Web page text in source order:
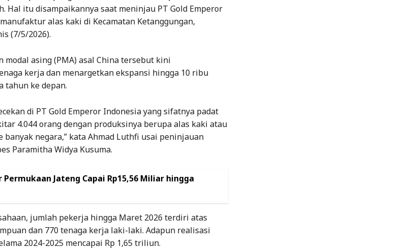
Hal itu disampaikannya saat meninjau PT Gold Emperor
alas kaki di Kecamatan Ketanggungan,
(7/5/2026).
modal asing (PMA) asal China tersebut kini
kerja dan menargetkan ekspansi hingga 10 ribu
tahun ke depan.
di PT Gold Emperor Indonesia yang sifatnya padat
4.044 orang dengan produksinya berupa alas kaki atau
banyak negara,” kata Ahmad Luthfi usai peninjauan
Paramitha Widya Kusuma.
Permukaan Jateng Capai Rp15,56 Miliar hingga
jumlah pekerja hingga Maret 2026 terdiri atas
dan 770 tenaga kerja laki-laki. Adapun realisasi
2024-2025 mencapai Rp 1,65 triliun.